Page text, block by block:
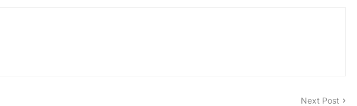
Next Post